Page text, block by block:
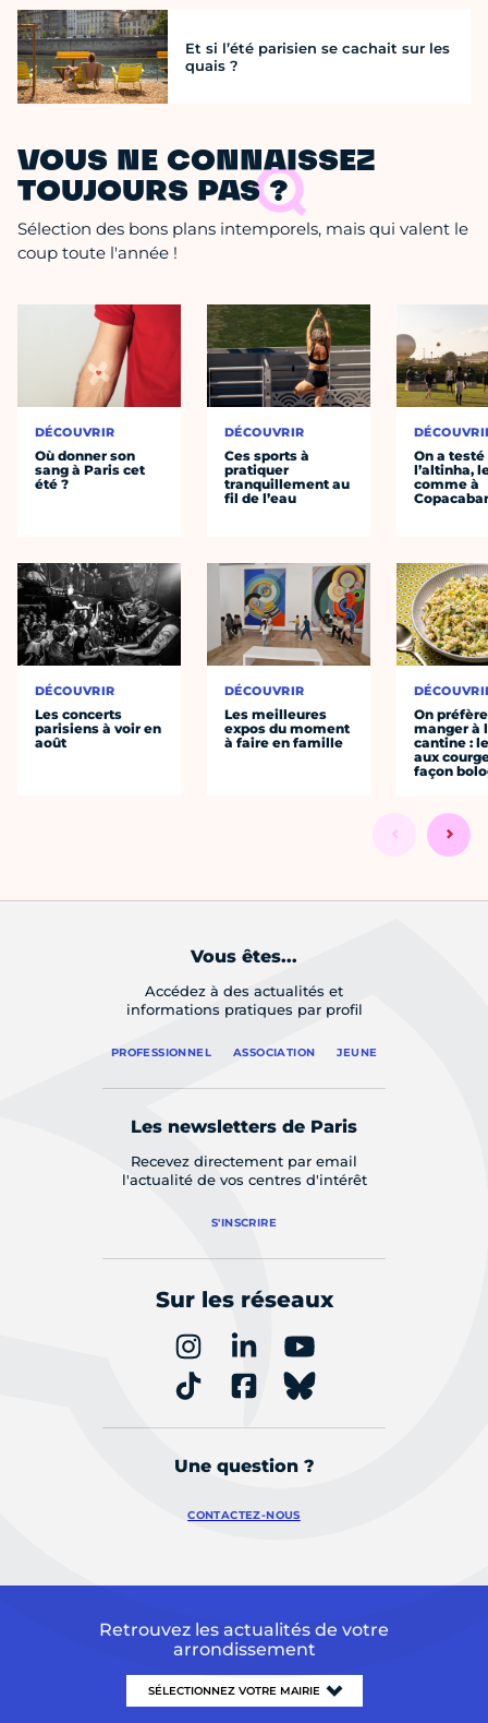
Et si l’été parisien se cachait sur les
quais ?
VOUS NE CONNAISSEZ
TOUJOURS PAS ?
Sélection des bons plans intemporels, mais qui valent le
coup toute l'année !
DÉCOUVRIR
Où donner son
sang à Paris cet
été ?
DÉCOUVRIR
Les concerts
parisiens à voir en
août
DÉCOUVRIR
Ces sports à
pratiquer
tranquillement au
fil de l’eau
DÉCOUVRIR
Les meilleures
expos du moment
à faire en famille
On a testé
l’altinha,
comme à
On préfère
manger à
cantine :
aux
façon
Vous êtes...
Accédez à des actualités et
informations pratiques par profil
PROFESSIONNEL ASSOCIATION JEUNE
Les newsletters de Paris
Recevez directement par email
l'actualité de vos centres d'intérêt
S'INSCRIRE
Sur les réseaux
Une question ?
CONTACTEZ-NOUS
Retrouvez les actualités de votre
arrondissement